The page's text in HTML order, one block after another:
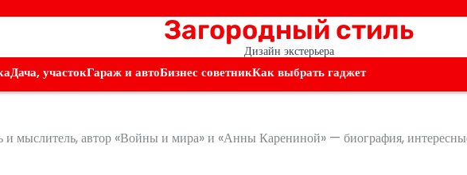
Загородный стиль
Дизайн экстерьера
Дача, участокГараж и автоБизнес советникКак выбрать гаджет
и мыслитель, автор «Войны и мира» и «Анны Карениной» — биография,